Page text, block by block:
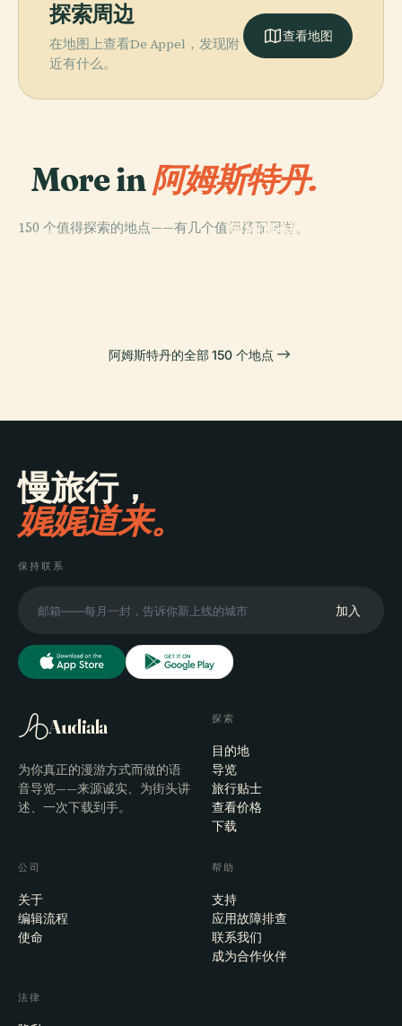
探索周边
在地图上查看De Appel，发现附
近有什么。
查看地图
More in阿姆斯特丹.
150 个值得探索的地点——有几个值得搭配同游。
PLACE
阿姆斯特丹国家
阿姆斯特丹的全部 150 个地点
慢旅行，
娓娓道来。
保持联系
加入
Audiala
为你真正的漫游方式而做的语
音导览——来源诚实、为街头讲
述、一次下载到手。
探索
目的地
导览
旅行贴士
查看价格
下载
公司
关于
编辑流程
使命
帮助
支持
应用故障排查
联系我们
成为合作伙伴
法律